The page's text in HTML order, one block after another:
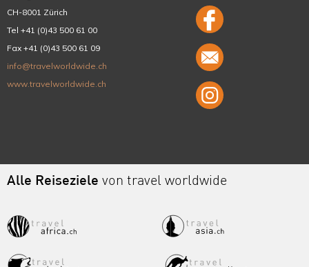
CH-8001 Zürich
Tel +41 (0)43 500 61 00
Fax +41 (0)43 500 61 09
info@travelworldwide.ch
www.travelworldwide.ch
Alle Reiseziele von travel worldwide